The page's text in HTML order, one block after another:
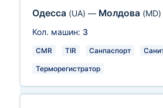
Одесса (UA) — Молдова (MD)
Кол. машин: 3
CMR TIR Санпаспорт
Терморегистратор